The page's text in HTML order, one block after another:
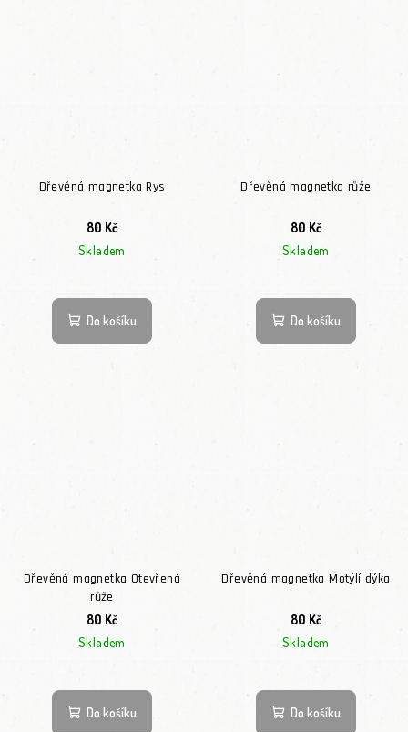
Dřevěná magnetka Rys
80 Kč
Skladem
Do košíku
Dřevěná magnetka růže
80 Kč
Skladem
Do košíku
Dřevěná magnetka Otevřená
růže
80 Kč
Skladem
Do košíku
Dřevěná magnetka Motýlí dýka
80 Kč
Skladem
Do košíku